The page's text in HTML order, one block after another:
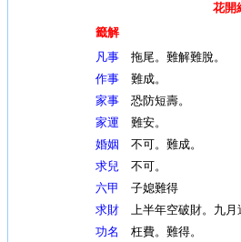
花開
籤解
凡事拖尾。難解難脫。
作事難成。
家事恐防短壽。
家運 難安。
婚姻 不可。難成。
求兒不可。
六甲 子媳難得
求財上半年空破財。九月
功名 枉費。難得。